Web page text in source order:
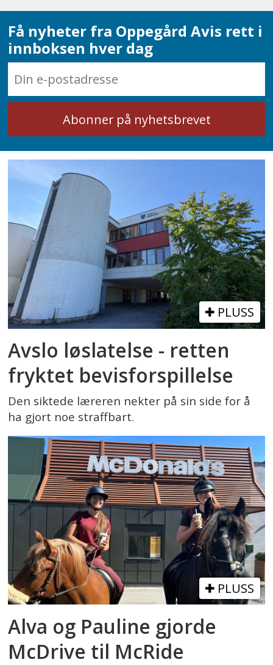
Få nyheter fra Oppegård Avis rett i
innboksen hver dag
PLUSS
Avslo løslatelse - retten
fryktet bevisforspillelse
Den siktede læreren nekter på sin side for å
ha gjort noe straffbart.
PLUSS
Alva og Pauline gjorde
McDrive til McRide